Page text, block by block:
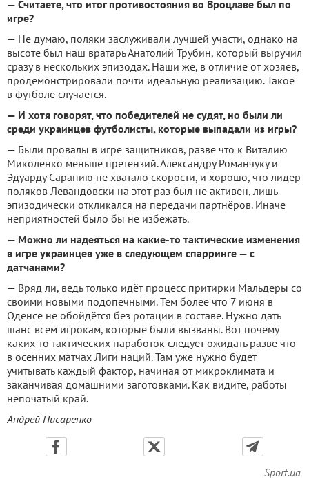
— Считаете, что итог противостояния во Вроцлаве был по
игре?
— Не думаю, поляки заслуживали лучшей участи, однако на
высоте был наш вратарь Анатолий Трубин, который выручил
сразу в нескольких эпизодах. Наши же, в отличие от хозяев,
продемонстрировали почти идеальную реализацию. Такое
в футболе случается.
— И хотя говорят, что победителей не судят, но были ли
среди украинцев футболисты, которые выпадали из игры?
— Были провалы в игре защитников, разве что к Виталию
Миколенко меньше претензий. Александру Романчуку и
Эдуарду Сарапию не хватало скорости, и хорошо, что лидер
поляков Левандовски на этот раз был не активен, лишь
эпизодически откликался на передачи партнёров. Иначе
неприятностей было бы не избежать.
— Можно ли надеяться на какие-то тактические изменения
в игре украинцев уже в следующем спарринге — с
датчанами?
— Вряд ли, ведь только идёт процесс притирки Мальдеры со
своими новыми подопечными. Тем более что 7 июня в
Оденсе не обойдётся без ротации в составе. Нужно дать
шанс всем игрокам, которые были вызваны. Вот почему
каких-то тактических наработок следует ожидать разве что
в осенних матчах Лиги наций. Там уже нужно будет
учитывать каждый фактор, начиная от микроклимата и
заканчивая домашними заготовками. Как видите, работы
непочатый край.
Андрей Писаренко
Sport.ua